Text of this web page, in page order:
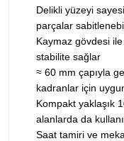
Delikli yüzeyi
parçalar
Kaymaz gövdesi
stabilite sağlar
≈ 60 mm çapıyla
kadranlar için
Kompakt yaklaşık
alanlarda da
Saat tamiri ve